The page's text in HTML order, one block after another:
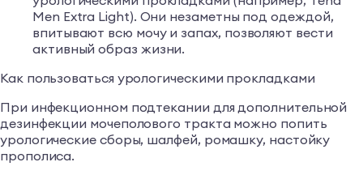
Men Extra Light). Они незаметны под одеждой,
впитывают всю мочу и запах, позволяют вести
активный образ жизни.
Как пользоваться урологическими прокладками
При инфекционном подтекании для дополнительной
дезинфекции мочеполового тракта можно попить
урологические сборы, шалфей, ромашку, настойку
прополиса.